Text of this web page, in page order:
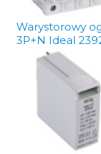
Warystorowy
3P+N Ideal